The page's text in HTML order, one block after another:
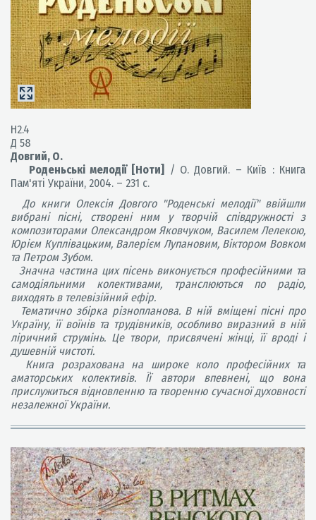
Н2.4
Д 58
Довгий, О.
Роденьські мелодії [Ноти]
/ О. Довгий. – Київ : Книга
Пам'яті України, 2004. – 231 с.
До книги Олексія Довгого "Роденські мелодії" ввійшли
вибрані пісні, створені ним у творчій співдружності з
композиторами Олександром Яковчуком, Василем Лелекою,
Юрієм Куплівацьким, Валерієм Лупановим, Віктором Вовком
та Петром Зубом.
Значна частина цих пісень виконується професійними та
самодіяльними колективами, транслюються по радіо,
виходять в телевізійний ефір.
Тематично збірка різнопланова. В ній вміщені пісні про
Україну, її воїнів та трудівників, особливо виразний в ній
ліричний струмінь. Це твори, присвячені жінці, її вроді і
душевній чистоті.
Книга розрахована на широке коло професійних та
аматорських колективів. Її автори впевнені, що вона
прислужиться відновленню та творенню сучасної духовності
незалежної України.